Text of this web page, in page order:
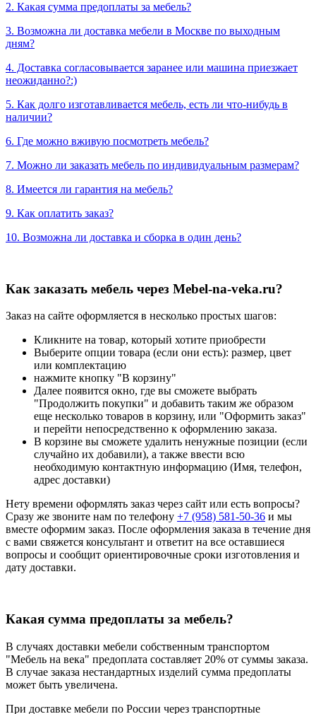
2. Какая сумма предоплаты за мебель?
3. Возможна ли доставка мебели в Москве по выходным
дням?
4. Доставка согласовывается заранее или машина приезжает
неожиданно?:)
5. Как долго изготавливается мебель, есть ли что-нибудь в
наличии?
6. Где можно вживую посмотреть мебель?
7. Можно ли заказать мебель по индивидуальным размерам?
8. Имеется ли гарантия на мебель?
9. Как оплатить заказ?
10. Возможна ли доставка и сборка в один день?
Как заказать мебель через Mebel-na-veka.ru?
Заказ на сайте оформляется в несколько простых шагов:
Кликните на товар, который хотите приобрести
Выберите опции товара (если они есть): размер, цвет
или комплектацию
нажмите кнопку "В корзину"
Далее появится окно, где вы сможете выбрать
"Продолжить покупки" и добавить таким же образом
еще несколько товаров в корзину, или "Оформить заказ"
и перейти непосредственно к оформлению заказа.
В корзине вы сможете удалить ненужные позиции (если
случайно их добавили), а также ввести всю
необходимую контактную информацию (Имя, телефон,
адрес доставки)
Нету времени оформлять заказ через сайт или есть вопросы?
Сразу же звоните нам по телефону +7 (958) 581-50-36 и мы
вместе оформим заказ. После оформления заказа в течение дня
с вами свяжется консультант и ответит на все оставшиеся
вопросы и сообщит ориентировочные сроки изготовления и
дату доставки.
Какая сумма предоплаты за мебель?
В случаях доставки мебели собственным транспортом
"Мебель на века" предоплата составляет 20% от суммы заказа.
В случае заказа нестандартных изделий сумма предоплаты
может быть увеличена.
При доставке мебели по России через транспортные